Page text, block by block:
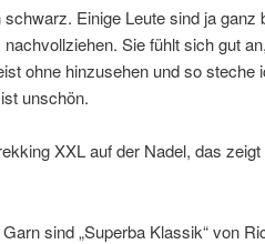
schwarz. Einige Leute sind ja ganz
Sie fühlt sich gut
ohne hinzusehen und so steche
unschön.
XXL auf der Nadel, das
sind „Superba Klassik“ von